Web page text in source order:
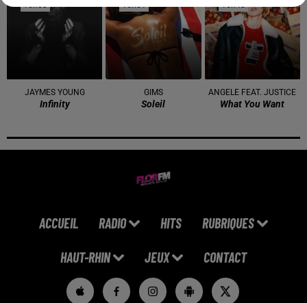
JAYMES YOUNG
Infinity
GIMS
Soleil
ANGELE FEAT. JUSTICE
What You Want
ACCUEIL RADIO HITS RUBRIQUES
HAUT-RHIN JEUX CONTACT